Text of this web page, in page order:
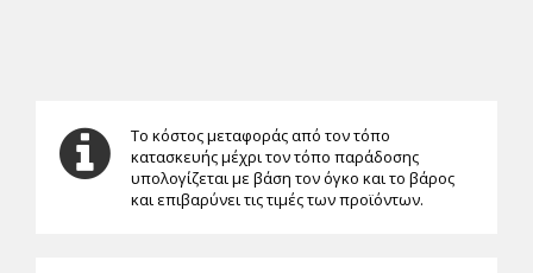
Το κόστος μεταφοράς από τον τόπο
κατασκευής μέχρι τον τόπο παράδοσης
υπολογίζεται με βάση τον όγκο και το βάρος
και επιβαρύνει τις τιμές των προϊόντων.